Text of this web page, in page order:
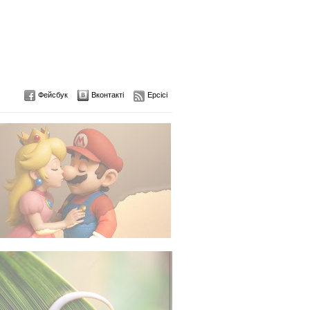
Ерсісі
Вконтакті
Фейсбук